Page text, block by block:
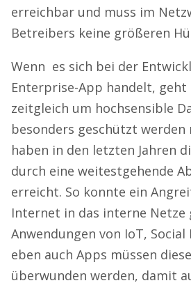
erreichbar und muss im
Betreibers keine größeren
Wenn es sich bei der
Enterprise-App handelt, geht
zeitgleich um hochsensible
besonders geschützt werden
haben in den letzten Jahren
durch eine weitestgehende
erreicht. So konnte ein
Internet in das interne Netze
Anwendungen von IoT,
eben auch Apps müssen
überwunden werden, damit